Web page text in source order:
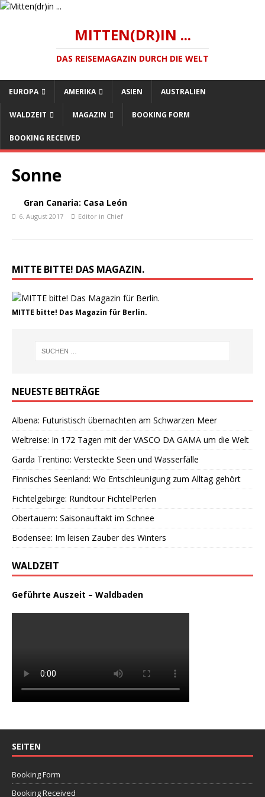
MITTEN(DR)IN ...
DAS REISEMAGAZIN DURCH DIE WELT
EUROPA AMERIKA ASIEN AUSTRALIEN
WALDZEIT MAGAZIN BOOKING FORM
BOOKING RECEIVED
Sonne
Gran Canaria: Casa León
6. August 2017 Editor in Chief
MITTE BITTE! DAS MAGAZIN.
MITTE bitte! Das Magazin für Berlin.
NEUESTE BEITRÄGE
Albena: Futuristisch übernachten am Schwarzen Meer
Weltreise: In 172 Tagen mit der VASCO DA GAMA um die Welt
Garda Trentino: Versteckte Seen und Wasserfälle
Finnisches Seenland: Wo Entschleunigung zum Alltag gehört
Fichtelgebirge: Rundtour FichtelPerlen
Obertauern: Saisonauftakt im Schnee
Bodensee: Im leisen Zauber des Winters
WALDZEIT
Geführte Auszeit – Waldbaden
SEITEN
Booking Form
Booking Received